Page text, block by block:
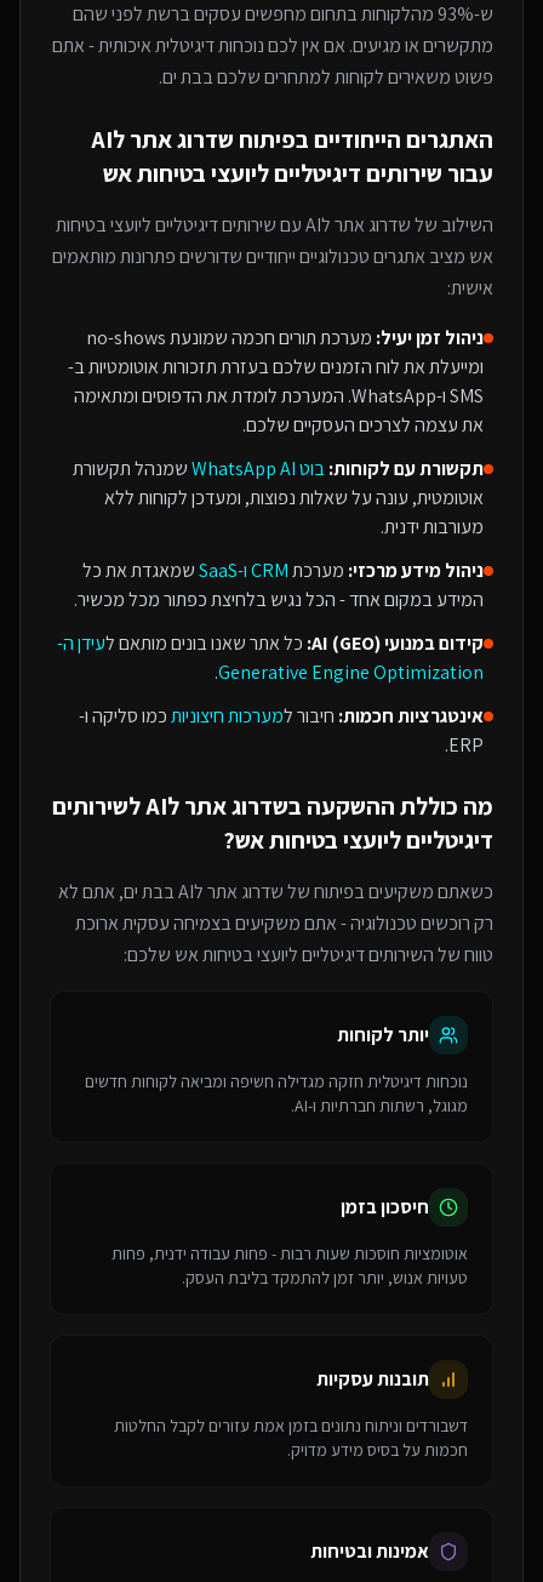
ש-93% מהלקוחות בתחום מחפשים עסקים ברשת לפני שהם
מתקשרים או מגיעים. אם אין לכם נוכחות דיגיטלית איכותית - אתם
פשוט משאירים לקוחות למתחריםשלכם בבת ים.
האתגרים הייחודיים בפיתוח שדרוג אתר לAI
עבור שירותים דיגיטליים ליועצי בטיחות אש
השילוב שלשדרוג אתר לAI עםשירותים דיגיטליים ליועצי בטיחות
אש מציב אתגרים טכנולוגיים ייחודיים שדורשים פתרונות מותאמים
אישית:
ניהול זמן יעיל:
מערכת תורים חכמה שמונעת no-shows
ומייעלת את לוח הזמנים שלכם בעזרת תזכורות אוטומטיות ב-
SMS ו-WhatsApp. המערכת לומדת את הדפוסים ומתאימה
את עצמה לצרכים העסקיים שלכם.
תקשורת עם לקוחות:בוט WhatsApp AI
שמנהל תקשורת
אוטומטית, עונה על שאלות נפוצות, ומעדכן לקוחות ללא
מעורבות ידנית.
ניהול מידע מרכזי: מערכתCRM ו-SaaS
שמאגדת את כל
המידע במקום אחד - הכל נגיש בלחיצת כפתור מכל מכשיר.
קידום במנועי AI (GEO):
כל אתר שאנו בונים מותאם לעידן ה-
Generative Engine Optimization
.
אינטגרציות חכמות: חיבור למערכות חיצוניותכמו סליקה ו-
ERP.
מה כוללת ההשקעה בשדרוג אתר לAI לשירותים
דיגיטליים ליועצי בטיחות אש?
כשאתם משקיעים בפיתוח שלשדרוג אתר לAI בבת ים, אתם לא
רק רוכשים טכנולוגיה - אתם משקיעים בצמיחה עסקית ארוכת
טווח של השירותים דיגיטליים ליועצי בטיחות אש שלכם:
יותר לקוחות
נוכחות דיגיטלית חזקה מגדילה חשיפה ומביאה לקוחות חדשים
מגוגל, רשתות חברתיות ו-AI.
חיסכון בזמן
אוטומציות חוסכות שעות רבות - פחות עבודה ידנית, פחות
טעויות אנוש, יותר זמן להתמקד בליבת העסק.
תובנות עסקיות
דשבורדים וניתוח נתונים בזמן אמת עזורים לקבל החלטות
חכמות על בסיס מידע מדויק.
אמינות ובטיחות